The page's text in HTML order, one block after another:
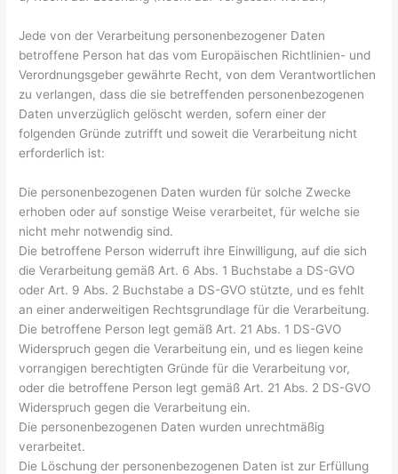
Jede von der Verarbeitung personenbezogener Daten
betroffene Person hat das vom Europäischen Richtlinien- und
Verordnungsgeber gewährte Recht, von dem Verantwortlichen
zu verlangen, dass die sie betreffenden personenbezogenen
Daten unverzüglich gelöscht werden, sofern einer der
folgenden Gründe zutrifft und soweit die Verarbeitung nicht
erforderlich ist:
Die personenbezogenen Daten wurden für solche Zwecke
erhoben oder auf sonstige Weise verarbeitet, für welche sie
nicht mehr notwendig sind.
Die betroffene Person widerruft ihre Einwilligung, auf die sich
die Verarbeitung gemäß Art. 6 Abs. 1 Buchstabe a DS-GVO
oder Art. 9 Abs. 2 Buchstabe a DS-GVO stützte, und es fehlt
an einer anderweitigen Rechtsgrundlage für die Verarbeitung.
Die betroffene Person legt gemäß Art. 21 Abs. 1 DS-GVO
Widerspruch gegen die Verarbeitung ein, und es liegen keine
vorrangigen berechtigten Gründe für die Verarbeitung vor,
oder die betroffene Person legt gemäß Art. 21 Abs. 2 DS-GVO
Widerspruch gegen die Verarbeitung ein.
Die personenbezogenen Daten wurden unrechtmäßig
verarbeitet.
Die Löschung der personenbezogenen Daten ist zur Erfüllung